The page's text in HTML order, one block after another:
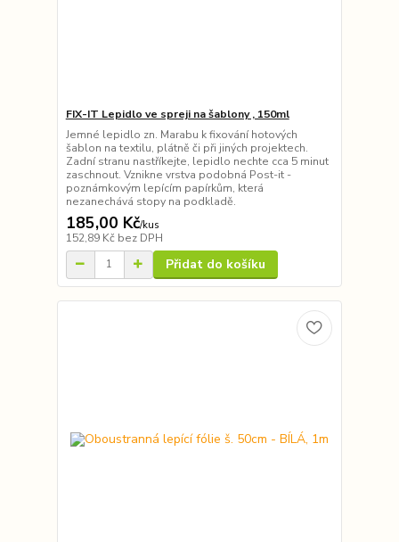
FIX-IT Lepidlo ve spreji na šablony , 150ml
Jemné lepidlo zn. Marabu k fixování hotových
šablon na textilu, plátně či při jiných projektech.
Zadní stranu nastříkejte, lepidlo nechte cca 5 minut
zaschnout. Vznikne vrstva podobná Post-it -
poznámkovým lepícím papírkům, která
nezanechává stopy na podkladě.
185,00 Kč/kus
152,89 Kč bez DPH
Přidat do košíku